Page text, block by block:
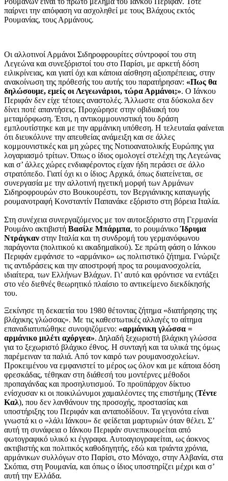
παίρνει την απόφαση να ασχοληθεί με τους Βλάχους εκτός
Ρουμανίας, τους Αρμάνους.
Οι αλλοτινοί Αρμάνοι Σιδηροφρουρίτες σύντροφοί του στη
Λεγεώνα και συνεξόριστοί του στο Παρίσι, με αρκετή δόση
ειλικρίνειας, και γιατί όχι και κάποια αίσθηση αξιοπρέπειας, στην
ανακοίνωση της πρόθεσής του αυτής του παρατήρησαν: «Πως θα
δηλώσουμε, εμείς οι Λεγεωνάριοι, τώρα Αρμάνοι;». Ο Ιάνκου
Περιφάν δεν είχε τέτοιες αναστολές. Άλλωστε στα δύσκολα δεν
δίνει ποτέ απαντήσεις. Προχώρησε στην οβιδιακή του
μεταμόρφωση. Έτσι, η αντικομμουνιστική του δράση
εμπλουτίστηκε και με την αρμάνικη υπόθεση. Η τελευταία φαίνεται
ότι διευκόλυνε την απευθείας ανάμειξη και σε άλλες
κομμουνιστικές και μη χώρες της Νοτιοανατολικής Ευρώπης για
λογαριασμό τρίτων. Όπως ο ίδιος ομολογεί στελέχη της Λεγεώνας
και σ’ άλλες χώρες ενδιαφέροντος είχαν ήδη περάσει σε άλλο
στρατόπεδο. Γιατί όχι κι ο ίδιος; Αρχικά, όπως διατείνεται, σε
συνεργασία με την αλλοτινή ηγετική μορφή των Αρμάνων
Σιδηροφρουρών στο Βουκουρέστι, τον Βεργιάνικης καταγωγής
ρουμανοτραφή Κονσταντίν Παπανάκε εξόριστο στη βόρεια Ιταλία.
Στη συνέχεια συνεργαζόμενος με τον αυτοεξόριστο στη Γερμανία
Ρουμάνο ακτιβιστή Βασίλε Μπάρμπα, το ρουμάνικοΊδρυμα
Ντράγκαν στην Ιταλία και τη συνδρομή του γερμανόφωνου
παράγοντα (πολιτικού κι ακαδημαϊκού). Σε πρώτη φάση ο Ιάνκου
Περιφάν εμφάνισε το «αρμάνικο» ως πολιτιστικό ζήτημα. Γνώριζε
τις αντιδράσεις και την αποστροφή προς τα ρουμανοσχολεία,
ιδιαίτερα, των Ελλήνων Βλάχων. Γι’ αυτό και φρόντισε να εντάξει
στο νέο διεθνές θεωρητικό πλαίσιο το αντικείμενο διεκδίκησής
του.
Ξεκίνησε τη δεκαετία του 1980 θέτοντας ζήτημα «διατήρησης της
βλάχικης γλώσσας». Με τις καθεστωτικές αλλαγές το αίτημα
επαναδιατυπώθηκε συνοψιζόμενο: «αρμάνικη γλώσσα =
αρμάνικο μιλέτι αχόργεα». Δηλαδή ξεχωριστή βλάχικη γλώσσα
για το ξεχωριστό βλάχικο έθνος. Η συνταγή και τα υλικά της όμως
παρέμειναν τα παλιά. Από τον καιρό των ρουμανοσχολείων.
Προκειμένου να εμφανιστεί το μέρος ως όλον και με κάποια δόση
φρεσκάδας, τέθηκαν στη διάθεσή του μοντέρνες μέθοδοι
προπαγάνδας και προσηλυτισμού. Το προϋπάρχον δίκτυο
ενίσχυσαν κι οι ποικιλώνυμοι χαμαιλέοντες της επιστήμης (Τέντε
Καλ), που δεν λανθάνουν της προσοχής, προστασίας και
υποστήριξης του Περιφάν και ανταποδίδουν. Τα γεγονότα είναι
γνωστά κι ο «λάλι Ιάνκου» δε φείδεται μαρτυριών όταν θέλει. Σ’
αυτή τη συνάφεια ο Ιάνκου Περιφάν συνεπικουρείται από
φωτογραφικό υλικό κι έγγραφα. Αυτοαγιογραφείται, ως άοκνος
ακτιβιστής και πολιτικός καθοδηγητής, εδώ και τριάντα χρόνια,
αρμάνικων συλλόγων στο Παρίσι, στο Μόναχο, στην Αλβανία, στα
Σκόπια, στη Ρουμανία, και όπως ο ίδιος υποστηρίζει μέχρι και σ’
αυτή την Ελλάδα.